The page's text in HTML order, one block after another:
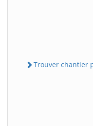
Trouver chantier